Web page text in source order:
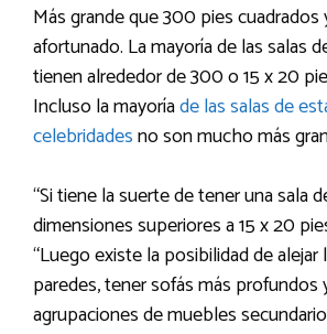
Más grande que 300 pies cuadrados
afortunado. La mayoría de las salas
tienen alrededor de 300 o 15 x 20
Incluso la mayoríade las salas de
celebridadesno son mucho más
“Si tiene la suerte de tener una sala
dimensiones superiores a 15 x 20
“Luego existe la posibilidad de
paredes, tener sofás más profundos
agrupaciones de muebles